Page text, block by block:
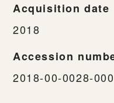
Acquisition date
2018
Accession
2018-00-0028-000